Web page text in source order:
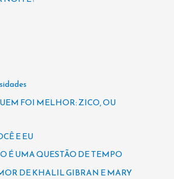
FOI MELHOR: ZICO, OU
E EU
É UMA QUESTÃO DE TEMPO
DE KHALIL GIBRAN E MARY